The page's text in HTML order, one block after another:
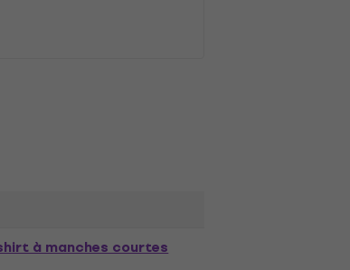
à manches courtes